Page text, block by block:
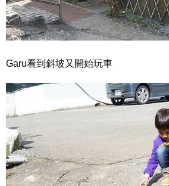
Garu看到斜坡又開始玩車